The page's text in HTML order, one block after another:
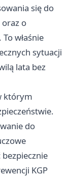
się do
o
właśnie
sytuacji
lata bez
którym
do
KGP